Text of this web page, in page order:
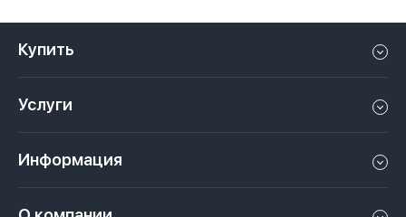
Купить
Апартаменты в Дубае
Услуги
Сдать недвижимость в Дубае, ОАЭ
Информация